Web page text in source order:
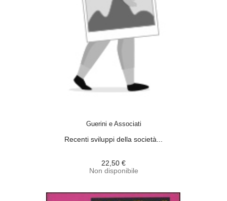
Guerini e Associati
Recenti sviluppi della società...
22,50 €
Non disponibile